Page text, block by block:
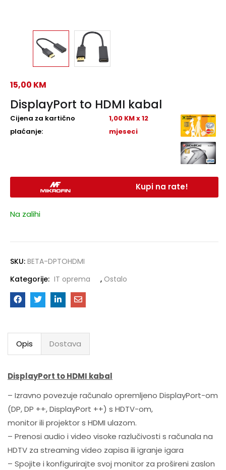
DisplayPort to HDMI kabal
15,00 KM
Cijena za kartično
plaćanje:
1,00 KM x 12
mjeseci
Kupi na rate!
Na zalihi
SKU: BETA-DPTOHDMI
Kategorije: IT oprema , Ostalo
Opis Dostava
DisplayPort to HDMI kabal
– Izravno povezuje računalo opremljeno DisplayPort-om
(DP, DP ++, DisplayPort ++) s HDTV-om,
monitor ili projektor s HDMI ulazom.
– Prenosi audio i video visoke razlučivosti s računala na
HDTV za streaming video zapisa ili igranje igara
– Spojite i konfigurirajte svoj monitor za prošireni zaslon